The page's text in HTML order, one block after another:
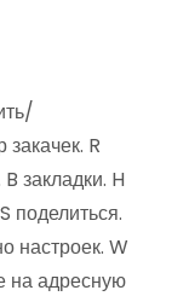
R
закладки. H
поделиться.
настроек. W
на адресную